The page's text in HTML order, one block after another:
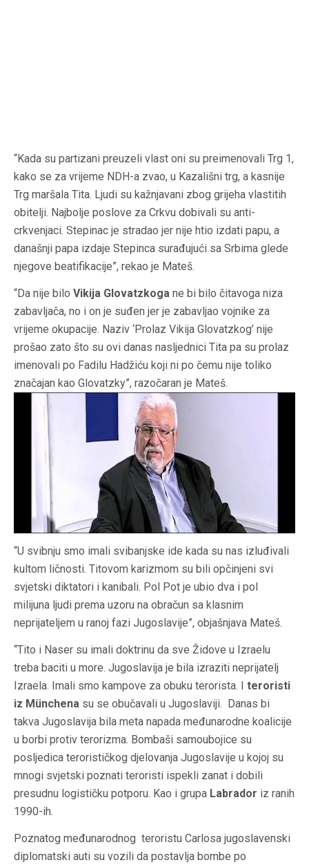
“Kada su partizani preuzeli vlast oni su preimenovali Trg 1,
kako se za vrijeme NDH-a zvao, u Kazališni trg, a kasnije
Trg maršala Tita. Ljudi su kažnjavani zbog grijeha vlastitih
obitelji. Najbolje poslove za Crkvu dobivali su anti-
crkvenjaci. Stepinac je stradao jer nije htio izdati papu, a
današnji papa izdaje Stepinca surađujući sa Srbima glede
njegove beatifikacije”, rekao je Mateš.
“Da nije bilo Vikija Glovatzkoga ne bi bilo čitavoga niza
zabavljača, no i on je suđen jer je zabavljao vojnike za
vrijeme okupacije. Naziv ‘Prolaz Vikija Glovatzkog’ nije
prošao zato što su ovi danas nasljednici Tita pa su prolaz
imenovali po Fadilu Hadžiću koji ni po čemu nije toliko
značajan kao Glovatzky”, razočaran je Mateš.
“U svibnju smo imali svibanjske ide kada su nas izluđivali
kultom ličnosti. Titovom karizmom su bili opčinjeni svi
svjetski diktatori i kanibali. Pol Pot je ubio dva i pol
milijuna ljudi prema uzoru na obračun sa klasnim
neprijateljem u ranoj fazi Jugoslavije”, objašnjava Mateš.
“Tito i Naser su imali doktrinu da sve Židove u Izraelu
treba baciti u more. Jugoslavija je bila izraziti neprijatelj
Izraela. Imali smo kampove za obuku terorista. I teroristi
iz Münchena su se obučavali u Jugoslaviji. Danas bi
takva Jugoslavija bila meta napada međunarodne koalicije
u borbi protiv terorizma. Bombaši samoubojice su
posljedica terorističkog djelovanja Jugoslavije u kojoj su
mnogi svjetski poznati teroristi ispekli zanat i dobili
presudnu logističku potporu. Kao i grupa Labrador iz ranih
1990-ih.
Poznatog međunarodnog teroristu Carlosa jugoslavenski
diplomatski auti su vozili da postavlja bombe po